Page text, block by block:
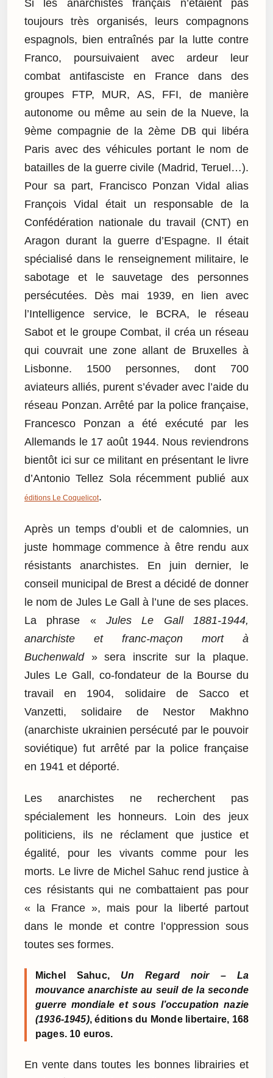
Si les anarchistes français n’étaient pas
toujours très organisés, leurs compagnons
espagnols, bien entraînés par la lutte contre
Franco, poursuivaient avec ardeur leur
combat antifasciste en France dans des
groupes FTP, MUR, AS, FFI, de manière
autonome ou même au sein de la Nueve, la
9ème compagnie de la 2ème DB qui libéra
Paris avec des véhicules portant le nom de
batailles de la guerre civile (Madrid, Teruel…).
Pour sa part, Francisco Ponzan Vidal alias
François Vidal était un responsable de la
Confédération nationale du travail (CNT) en
Aragon durant la guerre d’Espagne. Il était
spécialisé dans le renseignement militaire, le
sabotage et le sauvetage des personnes
persécutées. Dès mai 1939, en lien avec
l’Intelligence service, le BCRA, le réseau
Sabot et le groupe Combat, il créa un réseau
qui couvrait une zone allant de Bruxelles à
Lisbonne. 1500 personnes, dont 700
aviateurs alliés, purent s’évader avec l’aide du
réseau Ponzan. Arrêté par la police française,
Francesco Ponzan a été exécuté par les
Allemands le 17 août 1944. Nous reviendrons
bientôt ici sur ce militant en présentant le livre
d’Antonio Tellez Sola récemment publié aux
éditions Le Coquelicot.
Après un temps d’oubli et de calomnies, un
juste hommage commence à être rendu aux
résistants anarchistes. En juin dernier, le
conseil municipal de Brest a décidé de donner
le nom de Jules Le Gall à l’une de ses places.
La phrase « Jules Le Gall 1881-1944,
anarchiste et franc-maçon mort à
Buchenwald» sera inscrite sur la plaque.
Jules Le Gall, co-fondateur de la Bourse du
travail en 1904, solidaire de Sacco et
Vanzetti, solidaire de Nestor Makhno
(anarchiste ukrainien persécuté par le pouvoir
soviétique) fut arrêté par la police française
en 1941 et déporté.
Les anarchistes ne recherchent pas
spécialement les honneurs. Loin des jeux
politiciens, ils ne réclament que justice et
égalité, pour les vivants comme pour les
morts. Le livre de Michel Sahuc rend justice à
ces résistants qui ne combattaient pas pour
« la France », mais pour la liberté partout
dans le monde et contre l’oppression sous
toutes ses formes.
Michel Sahuc, Un Regard noir – La
mouvance anarchiste au seuil de la seconde
guerre mondiale et sous l’occupation nazie
(1936-1945), éditions du Monde libertaire, 168
pages. 10 euros.
En vente dans toutes les bonnes librairies et